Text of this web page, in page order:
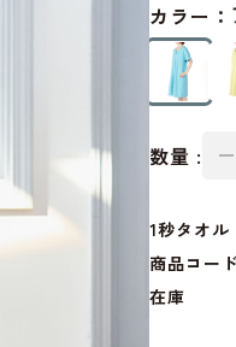
カラー：
数量 :
1秒タオル
商品コード
在庫